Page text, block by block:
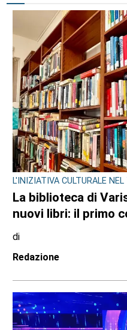
L'INIZIATIVA CULTURALE
La biblioteca di
nuovi libri: il primo
di
Redazione